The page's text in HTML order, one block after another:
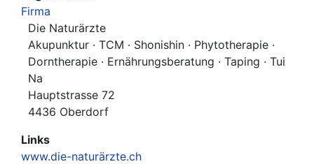
Firma
Die Naturärzte
Akupunktur · TCM · Shonishin · Phytotherapie ·
Dorntherapie · Ernährungsberatung · Taping · Tui
Na
Hauptstrasse 72
4436 Oberdorf
Links
www.die-naturärzte.ch